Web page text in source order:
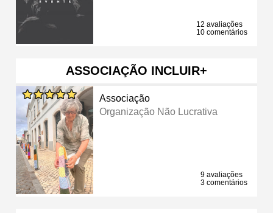
12 avaliações
10 comentários
ASSOCIAÇÃO INCLUIR+
Associação
Organização Não Lucrativa
9 avaliações
3 comentários